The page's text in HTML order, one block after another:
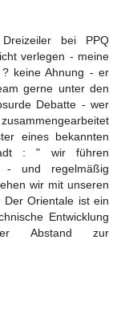
bei PPQ
verlegen - meine
keine Ahnung - er
gerne unter den
Debatte - wer
eines bekannten
: " wir führen
- und regelmäßig
wir mit unseren
Orientale ist ein
Entwicklung
Abstand zur